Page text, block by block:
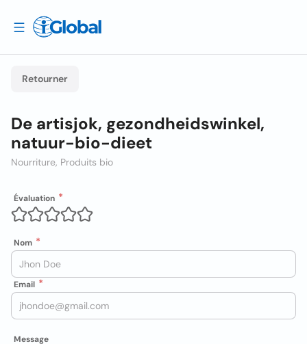
Retourner
De artisjok, gezondheidswinkel,
natuur-bio-dieet
Nourriture, Produits bio
Évaluation
Nom
Email
Message